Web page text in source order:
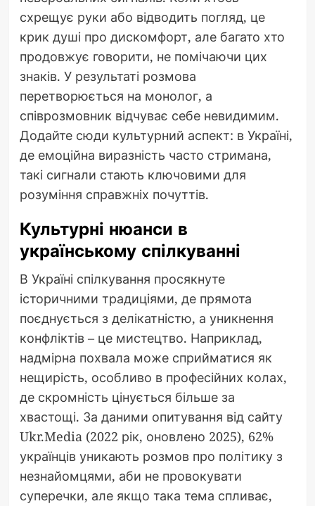
схрещує руки або відводить погляд, це
крик душі про дискомфорт, але багато хто
продовжує говорити, не помічаючи цих
знаків. У результаті розмова
перетворюється на монолог, а
співрозмовник відчуває себе невидимим.
Додайте сюди культурний аспект: в Україні,
де емоційна виразність часто стримана,
такі сигнали стають ключовими для
розуміння справжніх почуттів.
Культурні нюанси в
українському спілкуванні
В Україні спілкування просякнуте
історичними традиціями, де прямота
поєднується з делікатністю, а уникнення
конфліктів – це мистецтво. Наприклад,
надмірна похвала може сприйматися як
нещирість, особливо в професійних колах,
де скромність цінується більше за
хвастощі. За даними опитування від сайту
Ukr.Media (2022 рік, оновлено 2025), 62%
українців уникають розмов про політику з
незнайомцями, аби не провокувати
суперечки, але якщо така тема спливає,